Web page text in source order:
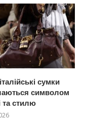
сумки
символом
та стилю